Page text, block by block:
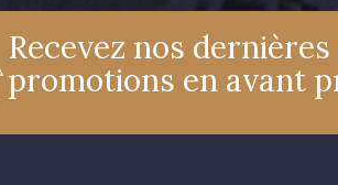
Recevez nos
promotions en avant